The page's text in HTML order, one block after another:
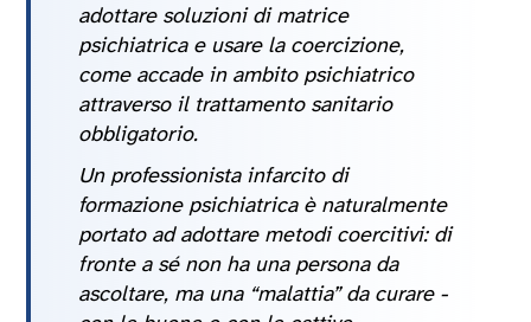
adottare soluzioni di matrice
psichiatrica e usare la coercizione,
come accade in ambito psichiatrico
attraverso il trattamento sanitario
obbligatorio.
Un professionista infarcito di
formazione psichiatrica è naturalmente
portato ad adottare metodi coercitivi: di
fronte a sé non ha una persona da
ascoltare, ma una “malattia” da curare -